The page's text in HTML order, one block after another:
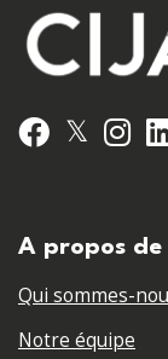
Facebook
𝕏
A propos de
Qui sommes-
Notre équipe